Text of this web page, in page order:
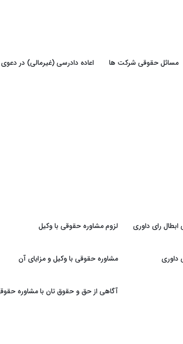
مسائل حقوقی شرکت ها اعاده دادرسی (غیرمالی) در
رای داوری
داوری
لزوم مشاوره حقوقی با وکیل
مشاوره حقوقی با وکیل و مزایای آن
آگاهی از حق و حقوق تان با مشاوره